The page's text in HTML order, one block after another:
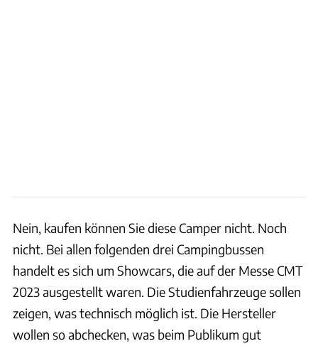
Nein, kaufen können Sie diese Camper nicht. Noch
nicht. Bei allen folgenden drei Campingbussen
handelt es sich um Showcars, die auf der Messe CMT
2023 ausgestellt waren. Die Studienfahrzeuge sollen
zeigen, was technisch möglich ist. Die Hersteller
wollen so abchecken, was beim Publikum gut